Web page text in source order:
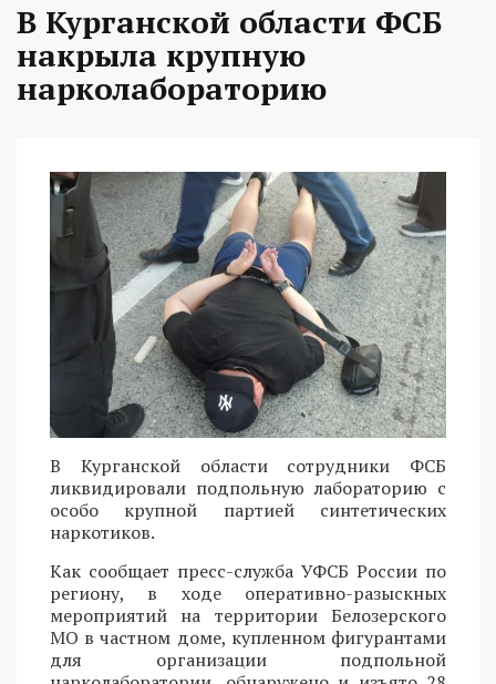
В Курганской области ФСБ
накрыла крупную
нарколабораторию
В Курганской области сотрудники ФСБ
ликвидировали подпольную лабораторию с
особо крупной партией синтетических
наркотиков.
Как сообщает пресс-служба УФСБ России по
региону, в ходе оперативно-разыскных
мероприятий на территории Белозерского
МО в частном доме, купленном фигурантами
для организации подпольной